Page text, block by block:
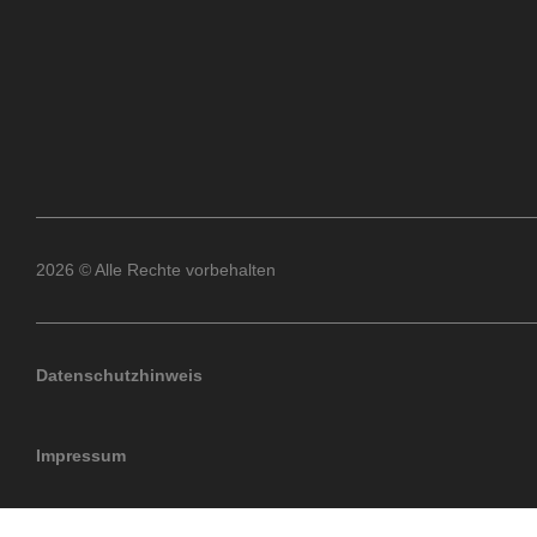
2026 © Alle Rechte vorbehalten
Datenschutzhinweis
Impressum